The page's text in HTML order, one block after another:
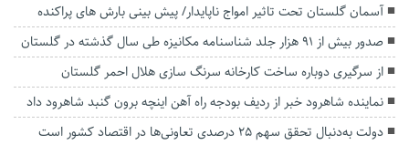
آسمان گلستان تحت تاثیر امواج ناپایدار/ پیش بینی بارش های پراکنده
صدور بیش از ۹۱ هزار جلد شناسنامه مکانیزه طی سال گذشته در گلستان
از سرگیری دوباره ساخت کارخانه سرنگ سازی هلال احمر گلستان
نماینده شاهرود خبر از ردیف بودجه راه آهن اینچه برون گنبد شاهرود داد
دولت به‌دنبال تحقق سهم ۲۵ درصدی تعاونی‌ها در اقتصاد کشور است